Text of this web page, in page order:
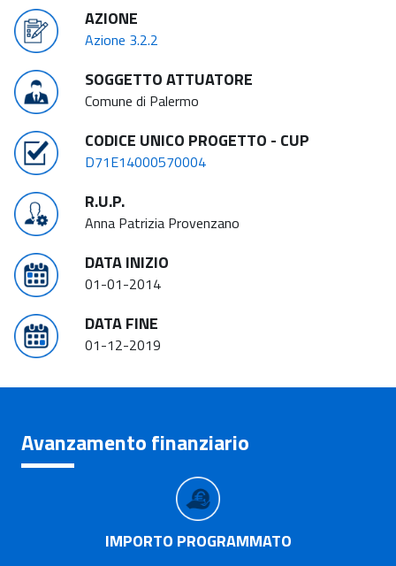
AZIONE
Azione 3.2.2
SOGGETTO ATTUATORE
Comune di Palermo
CODICE UNICO PROGETTO - CUP
D71E14000570004
R.U.P.
Anna Patrizia Provenzano
DATA INIZIO
01-01-2014
DATA FINE
01-12-2019
Avanzamento finanziario
IMPORTO PROGRAMMATO